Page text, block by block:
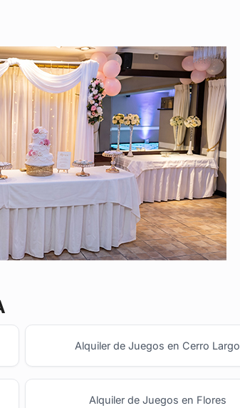
Alquiler de Juegos en Cerro Largo
Alquiler de Juegos en Flores